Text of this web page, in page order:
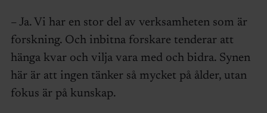
– Ja. Vi har en stor del av verksamheten som är
forskning. Och inbitna forskare tenderar att
hänga kvar och vilja vara med och bidra. Synen
här är att ingen tänker så mycket på ålder, utan
fokus är på kunskap.